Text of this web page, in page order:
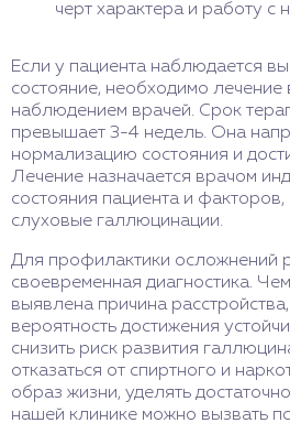
черт характера и работу с
Если у пациента наблюдается
состояние, необходимо лечение
наблюдением врачей. Срок
превышает 3-4 недель. Она
нормализацию состояния и
Лечение назначается врачом
состояния пациента и
слуховые галлюцинации.
Для профилактики осложнений
своевременная диагностика.
выявлена причина
вероятность достижения
снизить риск развития
отказаться от спиртного и
образ жизни, уделять
нашей клинике можно вызвать